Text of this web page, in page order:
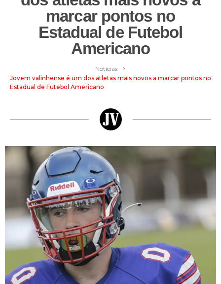
marcar pontos no
Estadual de Futebol
Americano
Notícias >
Jovem valinhense é um dos atletas mais novos a marcar pontos no
Estadual de Futebol Americano